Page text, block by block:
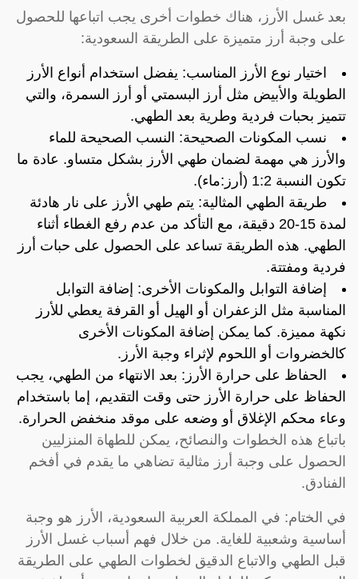
بعد غسل الأرز، هناك خطوات أخرى يجب اتباعها للحصول
على وجبة أرز متميزة على الطريقة السعودية:
اختيار نوع الأرز المناسب: يفضل استخدام أنواع الأرز
الطويلة والأبيض مثل أرز البسمتي أو أرز السمرة، والتي
تتميز بحبات فردية وطرية بعد الطهي.
نسب المكونات الصحيحة: النسب الصحيحة للماء
والأرز هي مهمة لضمان طهي الأرز بشكل متساو. عادة ما
تكون النسبة 1:2 (أرز:ماء).
طريقة الطهي المثالية: يتم طهي الأرز على نار هادئة
لمدة 15-20 دقيقة، مع التأكد من عدم رفع الغطاء أثناء
الطهي. هذه الطريقة تساعد على الحصول على حبات أرز
فردية ومفتتة.
إضافة التوابل والمكونات الأخرى: إضافة التوابل
المناسبة مثل الزعفران أو الهيل أو القرفة يعطي للأرز
نكهة مميزة. كما يمكن إضافة المكونات الأخرى
كالخضروات أو اللحوم لإثراء وجبة الأرز.
الحفاظ على حرارة الأرز: بعد الانتهاء من الطهي، يجب
الحفاظ على حرارة الأرز حتى وقت التقديم، إما باستخدام
وعاء محكم الإغلاق أو وضعه على موقد منخفض الحرارة.
باتباع هذه الخطوات والنصائح، يمكن للطهاة المنزليين
الحصول على وجبة أرز مثالية تضاهي ما يقدم في أفخم
الفنادق.
في الختام: في المملكة العربية السعودية، الأرز هو وجبة
أساسية وشعبية للغاية. من خلال فهم أسباب غسل الأرز
قبل الطهي والاتباع الدقيق لخطوات الطهي على الطريقة